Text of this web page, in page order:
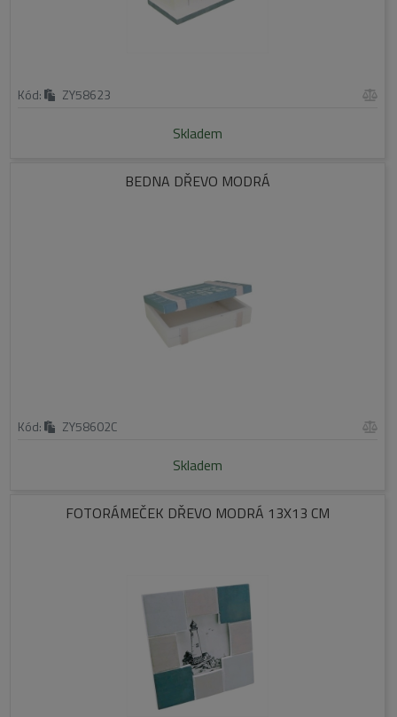
Kód: ZY58623
Skladem
BEDNA DŘEVO MODRÁ
Kód: ZY58602C
Skladem
FOTORÁMEČEK DŘEVO MODRÁ 13X13 CM